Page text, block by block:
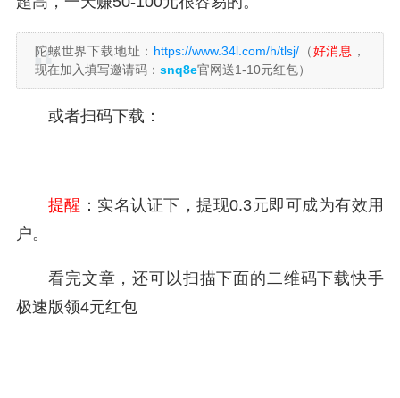
陀螺世界下载地址： https://www.34l.com/h/tlsj/ （好消息 ，
现在加入填写邀请码： snq8e官网送1-10元红包）
或者扫码下载：
提醒 ：实名认证下，提现0.3元即可成为有效用
户。
看完文章，还可以扫描下面的二维码下载快手
极速版领4元红包